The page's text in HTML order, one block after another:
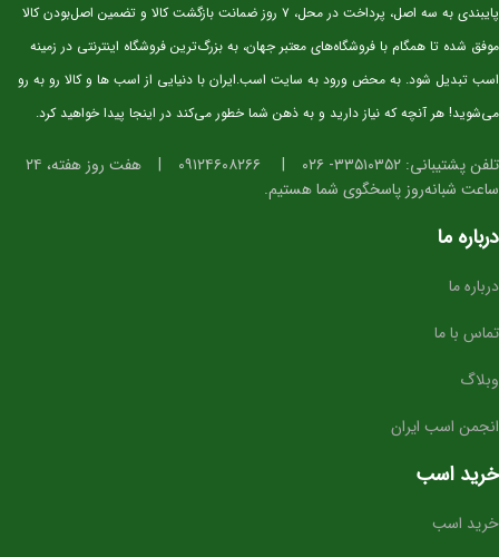
پایبندی به سه اصل، پرداخت در محل، ۷ روز ضمانت بازگشت کالا و تضمین اصل‌بودن کالا
موفق شده تا همگام با فروشگاه‌های معتبر جهان، به بزرگ‌ترین فروشگاه اینترنتی در زمینه
اسب تبدیل شود. به محض ورود به سایت اسب.ایران با دنیایی از اسب ها و کالا رو به رو
می‌شوید! هر آنچه که نیاز دارید و به ذهن شما خطور می‌کند در اینجا پیدا خواهید کرد.
تلفن پشتیبانی: ۳۳۵۱۰۳۵۲- ۰۲۶ |
|
هفت روز هفته، ۲۴
ساعت شبانه‌روز پاسخگوی شما هستیم.
درباره ما
درباره ما
تماس با ما
وبلاگ
انجمن اسب ایران
خرید اسب
خرید اسب